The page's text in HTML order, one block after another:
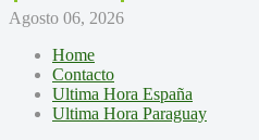
Agosto 06, 2026
Home
Contacto
Ultima Hora España
Ultima Hora Paraguay